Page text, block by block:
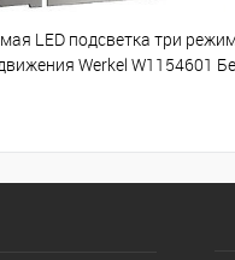
LED подсветка три
Werkel W1154601